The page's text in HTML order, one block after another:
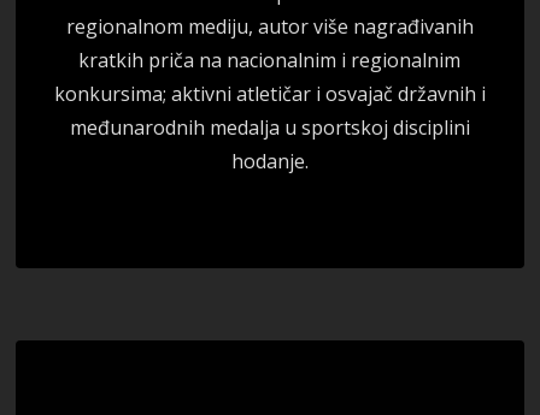
regionalnom mediju, autor više nagrađivanih
kratkih priča na nacionalnim i regionalnim
konkursima; aktivni atletičar i osvajač državnih i
međunarodnih medalja u sportskoj disciplini
hodanje.